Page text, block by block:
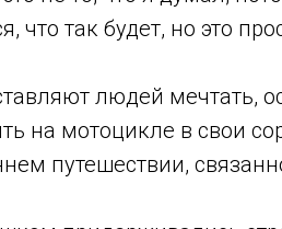
что так будет, но это
людей мечтать,
на мотоцикле в свои
путешествии,